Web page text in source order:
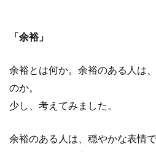
「余裕」
余裕とは何か。余裕のある人は
のか。
少し、考えてみました。
余裕のある人は、穏やかな表情で